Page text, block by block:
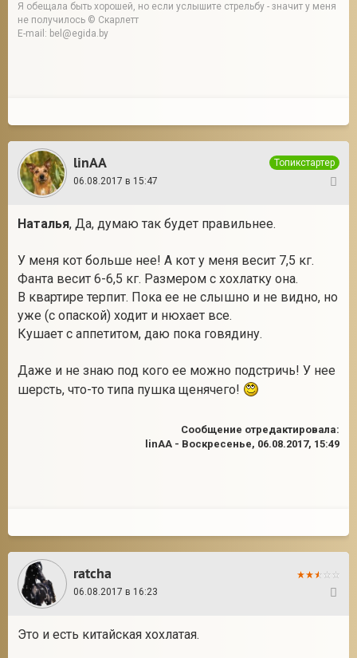
Я обещала быть хорошей, но если услышите стрельбу - значит у меня
не получилось © Скарлетт
E-mail: bel@egida.by
linAA
Топикстартер
06.08.2017 в 15:47
Наталья, Да, думаю так будет правильнее.
У меня кот больше нее! А кот у меня весит 7,5 кг.
Фанта весит 6-6,5 кг. Размером с хохлатку она.
В квартире терпит. Пока ее не слышно и не видно, но
уже (с опаской) ходит и нюхает все.
Кушает с аппетитом, даю пока говядину.
Даже и не знаю под кого ее можно подстричь! У нее
шерсть, что-то типа пушка щенячего!
Сообщение отредактировала:
linAA - Воскресенье, 06.08.2017, 15:49
ratcha
06.08.2017 в 16:23
Это и есть китайская хохлатая.